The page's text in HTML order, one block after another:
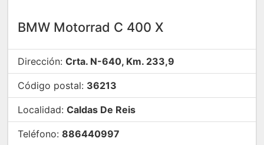
BMW Motorrad C 400 X
Dirección: Crta. N-640, Km. 233,9
Código postal: 36213
Localidad: Caldas De Reis
Teléfono: 886440997